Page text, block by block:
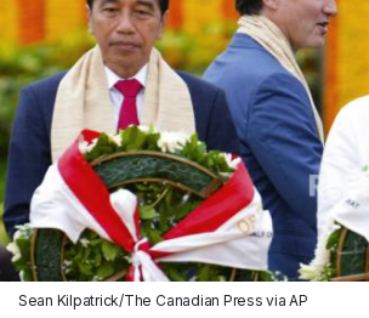
Sean Kilpatrick/The Canadian Press via AP